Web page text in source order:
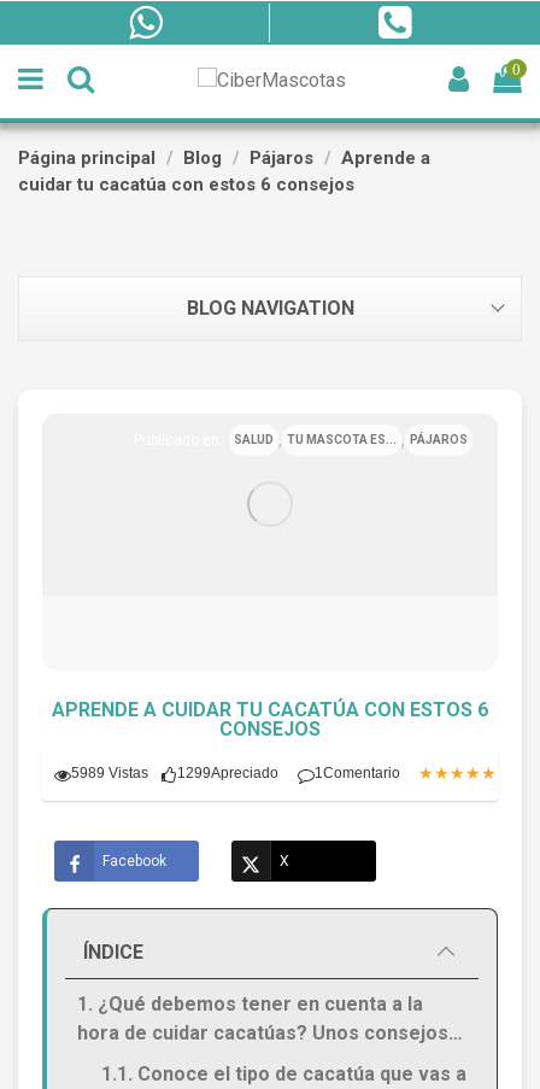
0
Página principal Blog Pájaros
Aprende a
cuidar tu cacatúa con estos 6 consejos
BLOG NAVIGATION
APRENDE A CUIDAR TU CACATÚA CON ESTOS 6
CONSEJOS
5989 Vistas 1299Apreciado 1 Comentario ★★★★★
Facebook X
ÍNDICE
1. ¿Qué debemos tener en cuenta a la
hora de cuidar cacatúas? Unos consejos…
1.1. Conoce el tipo de cacatúa que vas a
SALUD , TU MASCOTA ES... , PÁJAROS